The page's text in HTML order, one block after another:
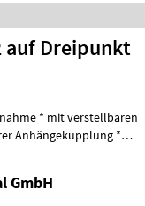
auf Dreipunkt
* mit verstellbaren
Anhängekupplung *
GmbH